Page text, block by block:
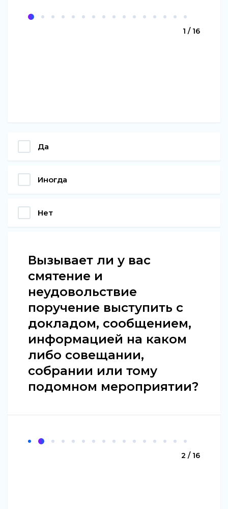
1 / 16
Да
Иногда
Нет
Вызывает ли у вас
смятение и
неудовольствие
поручение выступить с
докладом, сообщением,
информацией на каком
либо совещании,
собрании или тому
подомном мероприятии?
2 / 16